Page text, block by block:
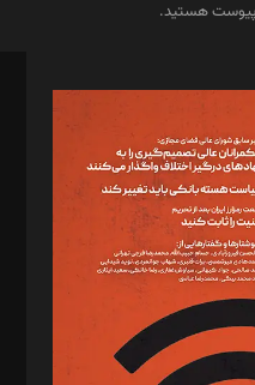
پیوست هستید.
امان‌پور، سروش کرمیان،